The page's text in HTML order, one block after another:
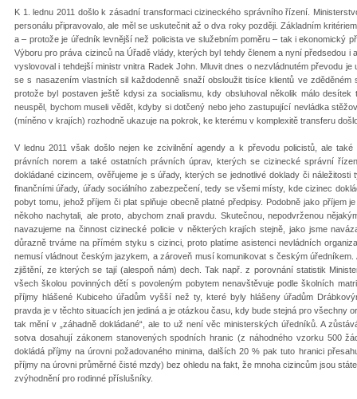
K 1. lednu 2011 došlo k zásadní transformaci cizineckého správního řízení.
personálu připravovalo, ale měl se uskutečnit až o dva roky později. Základním
a – protože je úředník levnější než policista ve služebním poměru – tak i ekonomický
Výboru pro práva cizinců na Úřadě vlády, kterých byl tehdy členem a nyní předsedou i
vyslovoval i tehdejší ministr vnitra Radek John. Mluvit dnes o nezvládnutém převodu
se s nasazením vlastních sil každodenně snaží obsloužit tisíce klientů ve
protože byl postaven ještě kdysi za socialismu, kdy obsluhoval několik málo
neuspěl, bychom museli vědět, kdyby si dotčený nebo jeho zastupující nevládka
(míněno v krajích) rozhodně ukazuje na pokrok, ke kterému v komplexitě transferu
V lednu 2011 však došlo nejen ke zcivilnění agendy a k převodu policistů, ale
právních norem a také ostatních právních úprav, kterých se cizinecké správní
dokládané cizincem, ověřujeme je s úřady, kterých se jednotlivé doklady či
finančními úřady, úřady sociálního zabezpečení, tedy se všemi místy, kde cizinec
pobyt tomu, jehož příjem či plat splňuje obecně platné předpisy. Podobně jako příjem
někoho nachytali, ale proto, abychom znali pravdu. Skutečnou, nepodvrženou
navazujeme na činnost cizinecké policie v některých krajích stejně, jako jsme
důrazně trváme na přímém styku s cizinci, proto platíme asistenci nevládních
nemusí vládnout českým jazykem, a zároveň musí komunikovat s českým
zjištění, ze kterých se tají (alespoň nám) dech. Tak např. z porovnání statistik
všech školou povinných dětí s povoleným pobytem nenavštěvuje podle školních
příjmy hlášené Kubiceho úřadům vyšší než ty, které byly hlášeny úřadům
pravda je v těchto situacích jen jediná a je otázkou času, kdy bude stejná pro všechny
tak mění v „záhadně dokládané“, ale to už není věc ministerských úředníků. A
sotva dosahují zákonem stanovených spodních hranic (z náhodného vzorku 500
dokládá příjmy na úrovni požadovaného minima, dalších 20 % pak tuto hranici
příjmy na úrovni průměrné čisté mzdy) bez ohledu na fakt, že mnoha cizincům jsou
zvýhodnění pro rodinné příslušníky.